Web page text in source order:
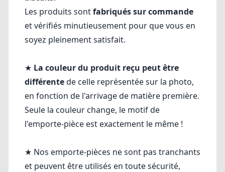
Les produits sontfabriqués sur commande
et vérifiés minutieusement pour que vous en
soyez pleinement satisfait.
★ La couleur du produit reçu peut être
différentede celle représentée sur la photo,
en fonction de l'arrivage de matière première.
Seule la couleur change, le motif de
l'emporte-pièce est exactement le même !
★ Nos emporte-pièces ne sont pas tranchants
et peuvent être utilisés en toute sécurité,